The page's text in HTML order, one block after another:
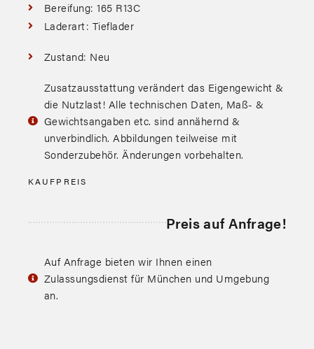
Bereifung: 165 R13C
Laderart: Tieflader
Zustand: Neu
Zusatzausstattung verändert das Eigengewicht &
die Nutzlast! Alle technischen Daten, Maß- &
Gewichtsangaben etc. sind annähernd &
unverbindlich. Abbildungen teilweise mit
Sonderzubehör. Änderungen vorbehalten.
KAUFPREIS
Preis auf Anfrage!
Auf Anfrage bieten wir Ihnen einen
Zulassungsdienst für München und Umgebung
an.